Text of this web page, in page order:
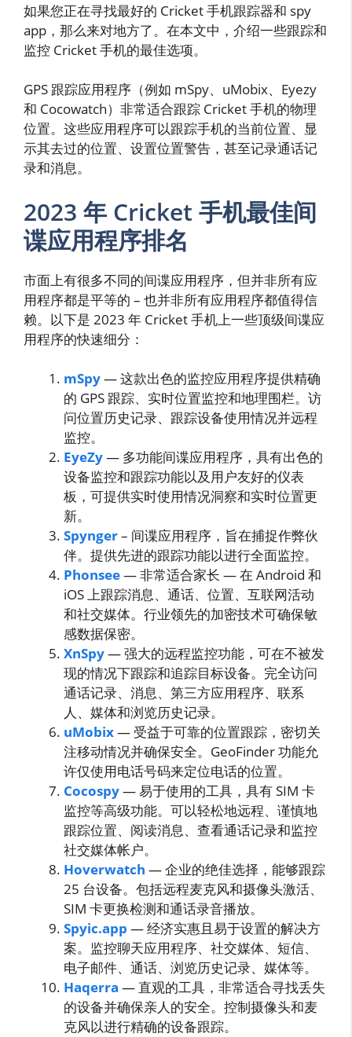
如果您正在寻找最好的 Cricket 手机跟踪器和 spy
app，那么来对地方了。在本文中，介绍一些跟踪和
监控 Cricket 手机的最佳选项。
GPS 跟踪应用程序（例如 mSpy、uMobix、Eyezy
和 Cocowatch）非常适合跟踪 Cricket 手机的物理
位置。这些应用程序可以跟踪手机的当前位置、显
示其去过的位置、设置位置警告，甚至记录通话记
录和消息。
2023 年 Cricket 手机最佳间
谍应用程序排名
市面上有很多不同的间谍应用程序，但并非所有应
用程序都是平等的 – 也并非所有应用程序都值得信
赖。以下是 2023 年 Cricket 手机上一些顶级间谍应
用程序的快速细分：
mSpy— 这款出色的监控应用程序提供精确
的 GPS 跟踪、实时位置监控和地理围栏。访
问位置历史记录、跟踪设备使用情况并远程
监控。
EyeZy— 多功能间谍应用程序，具有出色的
设备监控和跟踪功能以及用户友好的仪表
板，可提供实时使用情况洞察和实时位置更
新。
Spynger– 间谍应用程序，旨在捕捉作弊伙
伴。提供先进的跟踪功能以进行全面监控。
Phonsee— 非常适合家长 — 在 Android 和
iOS 上跟踪消息、通话、位置、互联网活动
和社交媒体。行业领先的加密技术可确保敏
感数据保密。
XnSpy— 强大的远程监控功能，可在不被发
现的情况下跟踪和追踪目标设备。完全访问
通话记录、消息、第三方应用程序、联系
人、媒体和浏览历史记录。
uMobix— 受益于可靠的位置跟踪，密切关
注移动情况并确保安全。GeoFinder 功能允
许仅使用电话号码来定位电话的位置。
Cocospy— 易于使用的工具，具有 SIM 卡
监控等高级功能。可以轻松地远程、谨慎地
跟踪位置、阅读消息、查看通话记录和监控
社交媒体帐户。
Hoverwatch — 企业的绝佳选择，能够跟踪
25 台设备。包括远程麦克风和摄像头激活、
SIM 卡更换检测和通话录音播放。
Spyic.app — 经济实惠且易于设置的解决方
案。监控聊天应用程序、社交媒体、短信、
电子邮件、通话、浏览历史记录、媒体等。
Haqerra — 直观的工具，非常适合寻找丢失
的设备并确保亲人的安全。控制摄像头和麦
克风以进行精确的设备跟踪。